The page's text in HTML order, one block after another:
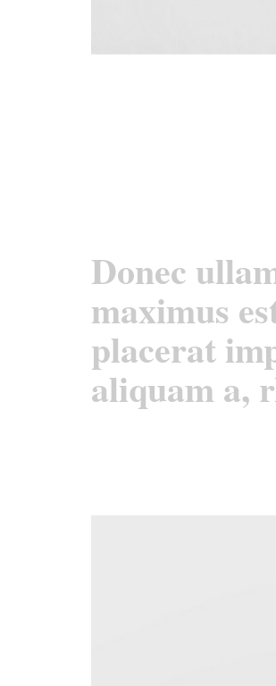
Donec
maximus
placerat
aliquam a,